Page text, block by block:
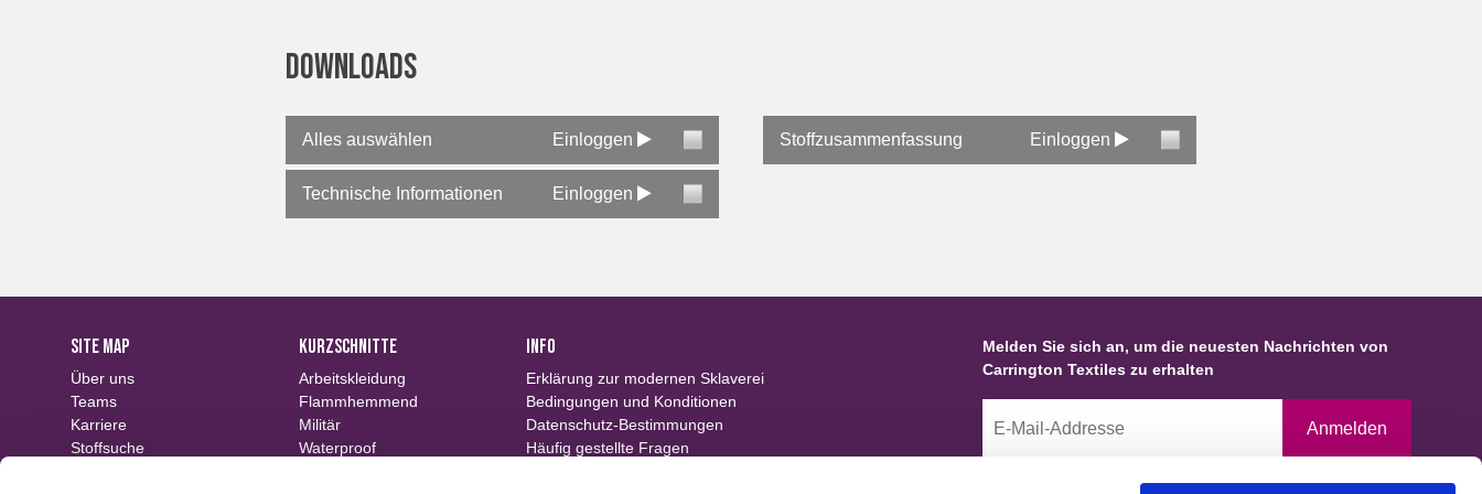
Downloads
Alles auswählen Einloggen Stoffzusammenfassung Einloggen
Technische Informationen Einloggen
SITE MAP
Über uns
Teams
Karriere
Stoffsuche
KURZSCHNITTE
Arbeitskleidung
Flammhemmend
Militär
Waterproof
INFO
Erklärung zur modernen Sklaverei
Bedingungen und Konditionen
Datenschutz-Bestimmungen
Häufig gestellte Fragen
Melden Sie sich an, um die neuesten Nachrichten von
Carrington Textiles zu erhalten
Anmelden